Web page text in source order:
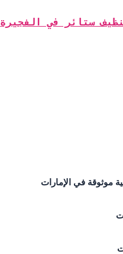
ستائر في الفجيرة
موثوقة في الإمارات